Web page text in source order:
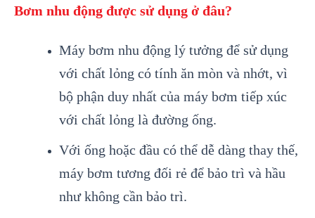
Bơm nhu động được sử dụng ở đâu?
Máy bơm nhu động lý tưởng để sử dụng
với chất lỏng có tính ăn mòn và nhớt, vì
bộ phận duy nhất của máy bơm tiếp xúc
với chất lỏng là đường ống.
Với ống hoặc đầu có thể dễ dàng thay thế,
máy bơm tương đối rẻ để bảo trì và hầu
như không cần bảo trì.